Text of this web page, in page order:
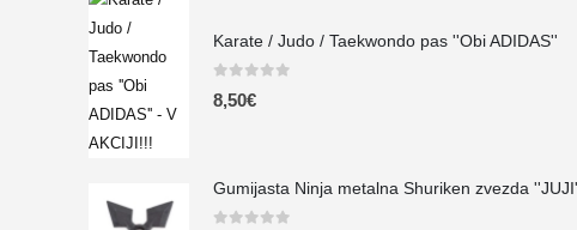
Karate / Judo / Taekwondo pas ''Obi ADIDAS''
8,50€
Gumijasta Ninja metalna Shuriken zvezda